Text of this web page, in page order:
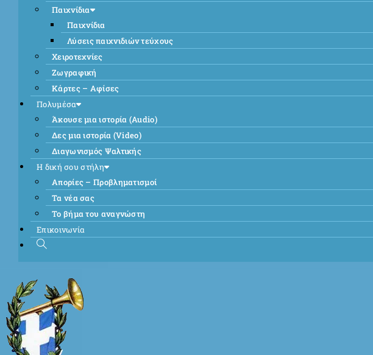
Παιχνίδια
Παιχνίδια
Λύσεις παιχνιδιών τεύχους
Χειροτεχνίες
Ζωγραφική
Κάρτες – Αφίσες
Πολυμέσα
Άκουσε μια ιστορία (Audio)
Δες μια ιστορία (Video)
Διαγωνισμός Ψαλτικής
Η δική σου στήλη
Απορίες – Προβληματισμοί
Τα νέα σας
Το βήμα του αναγνώστη
Επικοινωνία